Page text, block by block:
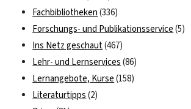
Fachbibliotheken (336)
Forschungs- und Publikationsservice (5)
Ins Netz geschaut(467)
Lehr- und Lernservices (86)
Lernangebote, Kurse (158)
Literaturtipps (2)